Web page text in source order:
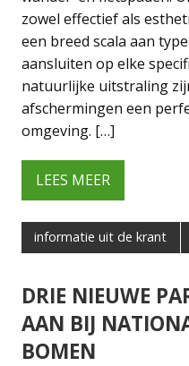
zowel effectief als
een breed scala aan
aansluiten op elke
natuurlijke uitstraling
afschermingen een
omgeving. […]
LEES MEER
informatie uit de krant
DRIE NIEUWE
AAN BIJ
BOMEN